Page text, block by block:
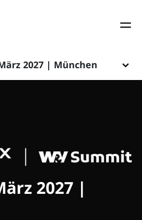
2027 | München
2027 |